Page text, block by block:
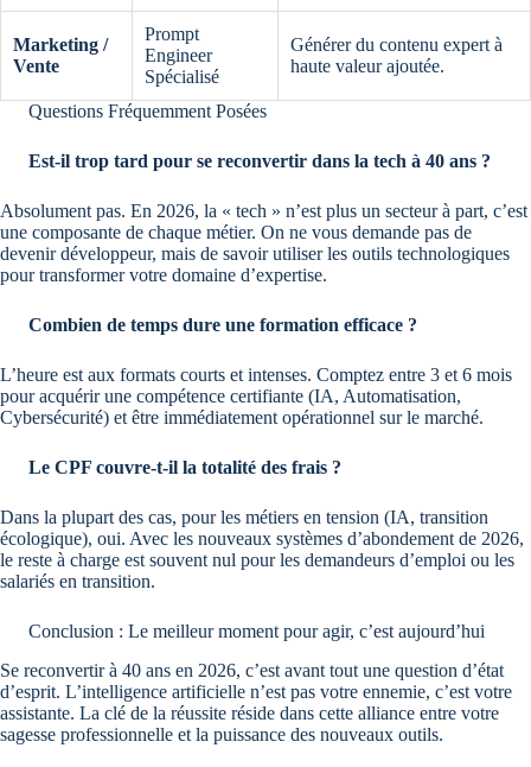
Marketing /
Vente
Prompt
Engineer
Spécialisé
Générer du contenu expert à
haute valeur ajoutée.
Questions Fréquemment Posées
Est-il trop tard pour se reconvertir dans la tech à 40 ans ?
Absolument pas. En 2026, la « tech » n’est plus un secteur à part, c’est
une composante de chaque métier. On ne vous demande pas de
devenir développeur, mais de savoir utiliser les outils technologiques
pour transformer votre domaine d’expertise.
Combien de temps dure une formation efficace ?
L’heure est aux formats courts et intenses. Comptez entre 3 et 6 mois
pour acquérir une compétence certifiante (IA, Automatisation,
Cybersécurité) et être immédiatement opérationnel sur le marché.
Le CPF couvre-t-il la totalité des frais ?
Dans la plupart des cas, pour les métiers en tension (IA, transition
écologique), oui. Avec les nouveaux systèmes d’abondement de 2026,
le reste à charge est souvent nul pour les demandeurs d’emploi ou les
salariés en transition.
Conclusion : Le meilleur moment pour agir, c’est aujourd’hui
Se reconvertir à 40 ans en 2026, c’est avant tout une question d’état
d’esprit. L’intelligence artificielle n’est pas votre ennemie, c’est votre
assistante. La clé de la réussite réside dans cette alliance entre votre
sagesse professionnelle et la puissance des nouveaux outils.